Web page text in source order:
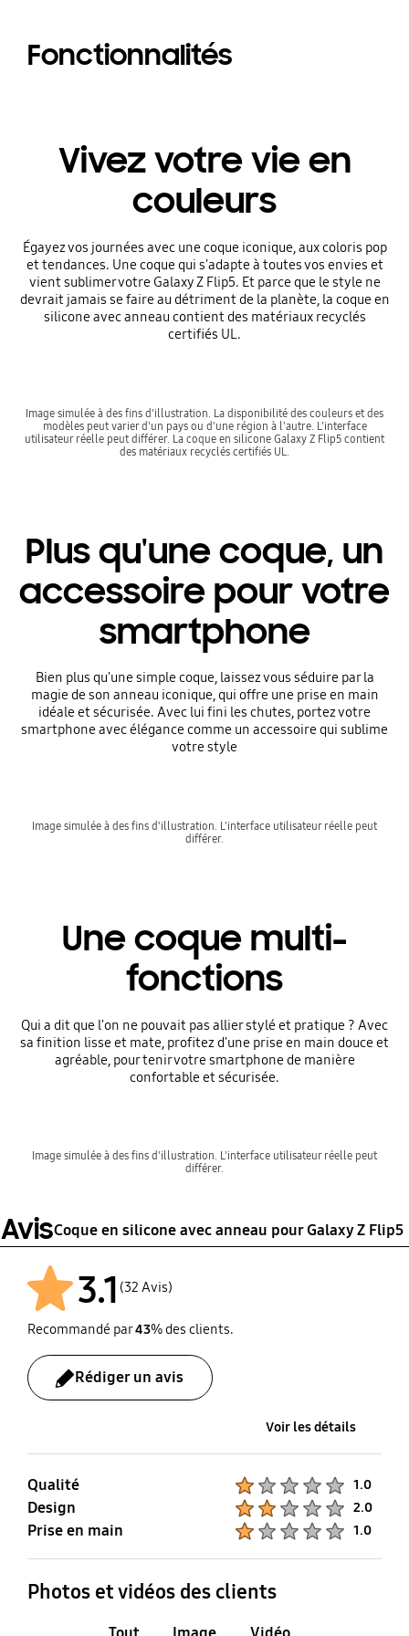
Fonctionnalités
Vivez votre vie en
couleurs
Égayez vos journées avec une coque iconique, aux coloris pop
et tendances. Une coque qui s'adapte à toutes vos envies et
vient sublimer votre Galaxy Z Flip5. Et parce que le style ne
devrait jamais se faire au détriment de la planète, la coque en
silicone avec anneau contient des matériaux recyclés
certifiés UL.
Image simulée à des fins d'illustration. La disponibilité des couleurs et des
modèles peut varier d'un pays ou d'une région à l'autre. L'interface
utilisateur réelle peut différer. La coque en silicone Galaxy Z Flip5 contient
des matériaux recyclés certifiés UL.
Plus qu'une coque, un
accessoire pour votre
smartphone
Bien plus qu'une simple coque, laissez vous séduire par la
magie de son anneau iconique, qui offre une prise en main
idéale et sécurisée. Avec lui fini les chutes, portez votre
smartphone avec élégance comme un accessoire qui sublime
votre style
Image simulée à des fins d'illustration. L'interface utilisateur réelle peut
différer.
Une coque multi-
fonctions
Qui a dit que l'on ne pouvait pas allier stylé et pratique ? Avec
sa finition lisse et mate, profitez d'une prise en main douce et
agréable, pour tenir votre smartphone de manière
confortable et sécurisée.
Image simulée à des fins d'illustration. L'interface utilisateur réelle peut
différer.
AvisCoque en silicone avec anneau pour Galaxy Z Flip5
3.1 (32 Avis)
Recommandé par43% des clients.
Rédiger un avis
Voir les détails
Qualité 1.0
Design 2.0
Prise en main 1.0
Photos et vidéos des clients